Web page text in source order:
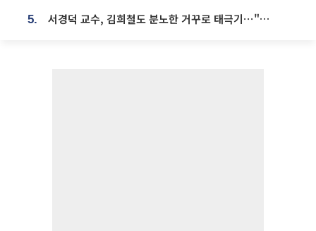
5. 서경덕 교수, 김희철도 분노한 거꾸로 태극기⋯"엉터리는 아냐, 아쉬울 뿐"